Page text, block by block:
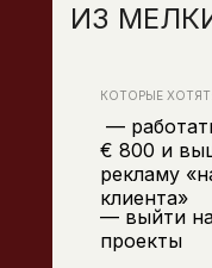
ИЗ
—
€ 800 и
рекламу
клиента»
— выйти
проекты
КОТОРЫЕ ХОТЯТ: